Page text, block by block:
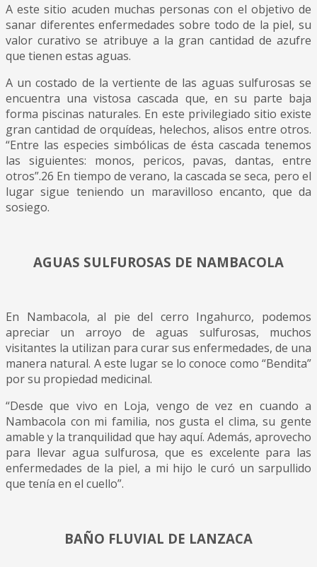
A este sitio acuden muchas personas con el objetivo de
sanar diferentes enfermedades sobre todo de la piel, su
valor curativo se atribuye a la gran cantidad de azufre
que tienen estas aguas.
A un costado de la vertiente de las aguas sulfurosas se
encuentra una vistosa cascada que, en su parte baja
forma piscinas naturales. En este privilegiado sitio existe
gran cantidad de orquídeas, helechos, alisos entre otros.
“Entre las especies simbólicas de ésta cascada tenemos
las siguientes: monos, pericos, pavas, dantas, entre
otros”.26 En tiempo de verano, la cascada se seca, pero el
lugar sigue teniendo un maravilloso encanto, que da
sosiego.
AGUAS SULFUROSAS DE NAMBACOLA
En Nambacola, al pie del cerro Ingahurco, podemos
apreciar un arroyo de aguas sulfurosas, muchos
visitantes la utilizan para curar sus enfermedades, de una
manera natural. A este lugar se lo conoce como “Bendita”
por su propiedad medicinal.
“Desde que vivo en Loja, vengo de vez en cuando a
Nambacola con mi familia, nos gusta el clima, su gente
amable y la tranquilidad que hay aquí. Además, aprovecho
para llevar agua sulfurosa, que es excelente para las
enfermedades de la piel, a mi hijo le curó un sarpullido
que tenía en el cuello”.
BAÑO FLUVIAL DE LANZACA